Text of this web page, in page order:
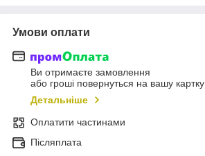
Умови оплати
Ви отримаєте замовлення
або гроші повернуться на вашу картку
Детальніше
Оплатити частинами
Післяплата